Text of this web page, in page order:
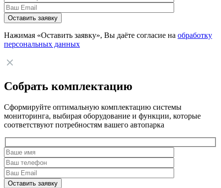
Нажимая «Оставить заявку», Вы даёте согласие на обработку
персональных данных
Собрать комплектацию
Сформируйте оптимальную комплектацию системы
мониторинга, выбирая оборудование и функции, которые
соответствуют потребностям вашего автопарка